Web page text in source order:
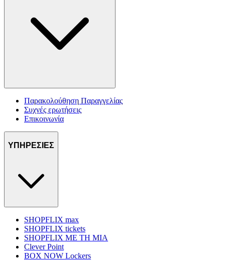
Παρακολούθηση Παραγγελίας
Συχνές ερωτήσεις
Επικοινωνία
ΥΠΗΡΕΣΙΕΣ
SHOPFLIX max
SHOPFLIX tickets
SHOPFLIX ΜΕ ΤΗ ΜΙΑ
Clever Point
BOX NOW Lockers